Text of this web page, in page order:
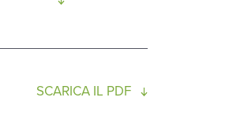
SCARICA IL PDF